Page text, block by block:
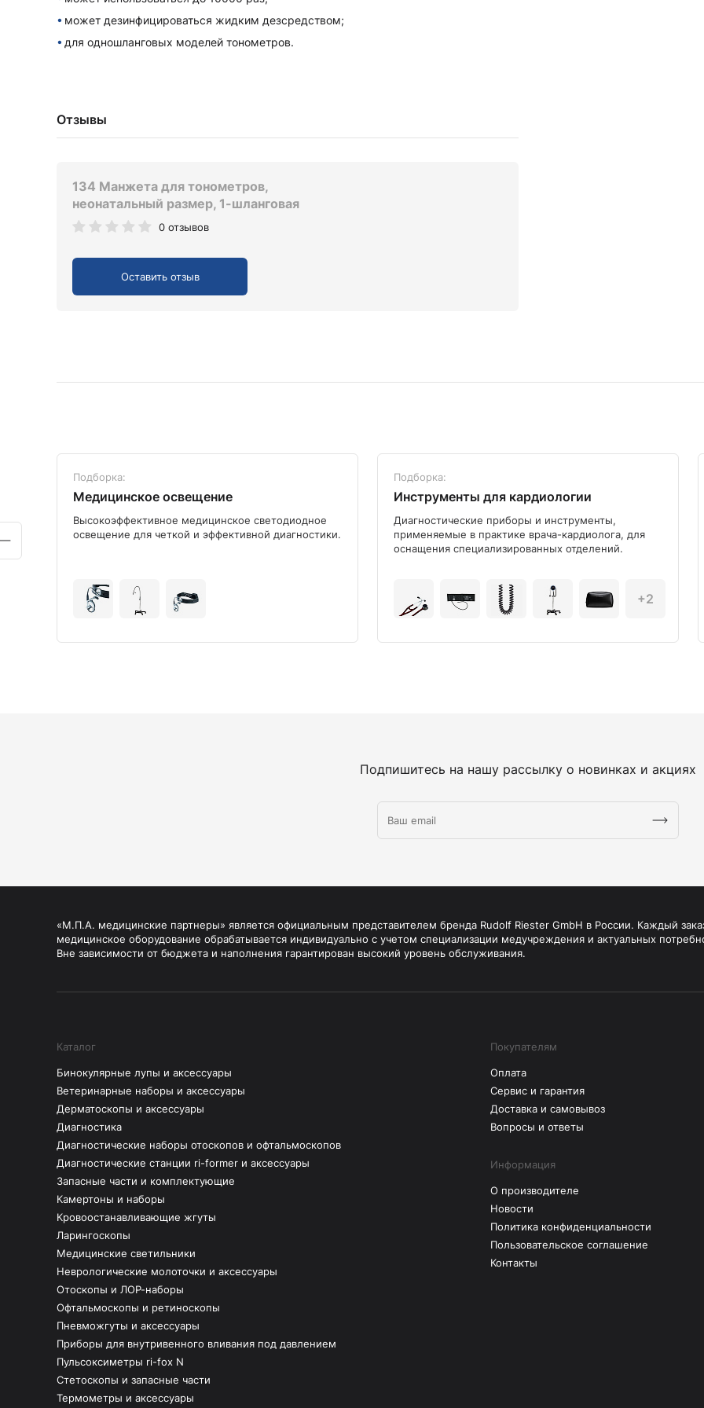
может дезинфицироваться жидким дезсредством;
для одношланговых моделей тонометров.
Отзывы
134 Манжета для тонометров,
неонатальный размер, 1-шланговая
0 отзывов
Оставить отзыв
Подборка:
Медицинское освещение
Высокоэффективное медицинское светодиодное
освещение для четкой и эффективной диагностики.
Подборка:
Инструменты для кардиологии
Диагностические приборы и инструменты,
применяемые в практике врача-кардиолога, для
оснащения специализированных отделений.
+2
Подпишитесь на нашу рассылку о новинках и акциях
«М.П.А. медицинские партнеры» является официальным представителем бренда Rudolf Riester GmbH в России. Каждый
медицинское оборудование обрабатывается индивидуально с учетом специализации медучреждения и актуальных
Вне зависимости от бюджета и наполнения гарантирован высокий уровень обслуживания.
Каталог
Бинокулярные лупы и аксессуары
Ветеринарные наборы и аксессуары
Дерматоскопы и аксессуары
Диагностика
Диагностические наборы отоскопов и офтальмоскопов
Диагностические станции ri-former и аксессуары
Запасные части и комплектующие
Камертоны и наборы
Кровоостанавливающие жгуты
Ларингоскопы
Медицинские светильники
Неврологические молоточки и аксессуары
Отоскопы и ЛОР-наборы
Офтальмоскопы и ретиноскопы
Пневможгуты и аксессуары
Приборы для внутривенного вливания под давлением
Пульсоксиметры ri-fox N
Стетоскопы и запасные части
Термометры и аксессуары
Покупателям
Оплата
Сервис и гарантия
Доставка и самовывоз
Вопросы и ответы
Информация
О производителе
Новости
Политика конфиденциальности
Пользовательское соглашение
Контакты